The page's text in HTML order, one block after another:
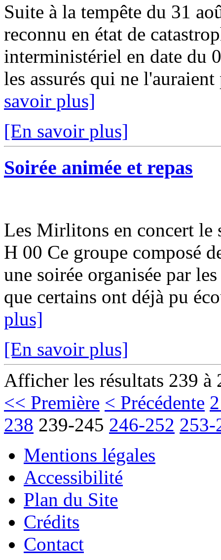
Suite à la tempête du 31
reconnu en état de
interministériel en date du
les assurés qui ne
savoir plus]
[En savoir plus]
Soirée animée et repas
Les Mirlitons en concert le
H 00 Ce groupe composé
une soirée organisée par
que certains ont déjà pu
plus]
[En savoir plus]
Afficher les résultats 239 à
<< Première < Précédente
238 239-245 246-252 253-
Mentions légales
Accessibilité
Plan du Site
Crédits
Contact